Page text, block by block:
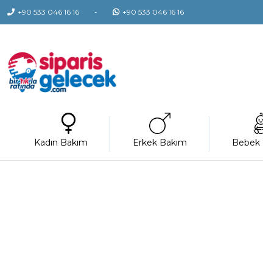
+90 533 046 16 16 +90 533 046 16 16
Kadın Bakım Erkek Bakım Bebek